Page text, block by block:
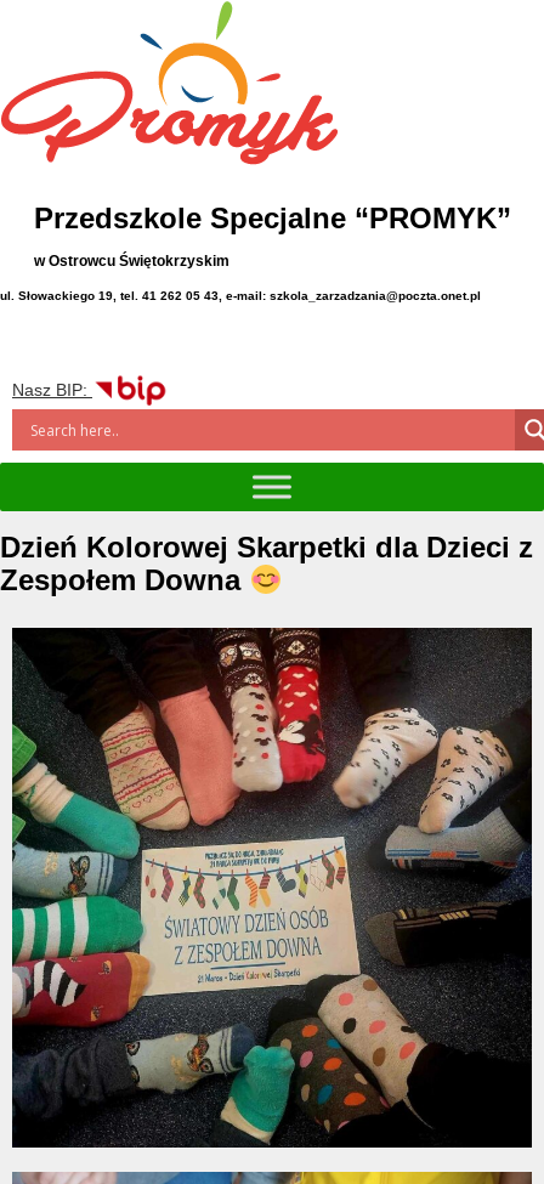
Przedszkole Specjalne “PROMYK”
w Ostrowcu Świętokrzyskim
ul. Słowackiego 19, tel. 41 262 05 43, e-mail: szkola_zarzadzania@poczta.onet.pl
Nasz BIP:
Dzień Kolorowej Skarpetki dla Dzieci z
Zespołem Downa